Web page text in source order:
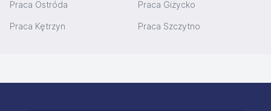
Praca Ostróda Praca Giżycko
Praca Kętrzyn Praca Szczytno